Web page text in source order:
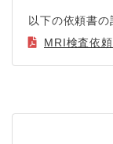
以下の依頼書の
MRI検査依